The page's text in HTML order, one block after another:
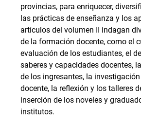
provincias, para enriquecer,
las prácticas de enseñanza y los
artículos del volumen II indagan
de la formación docente, como el
evaluación de los estudiantes, el
saberes y capacidades docentes,
de los ingresantes, la
docente, la reflexión y los talleres
inserción de los noveles y
institutos.